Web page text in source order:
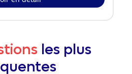
les plus